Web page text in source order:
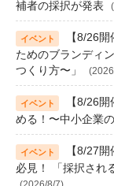
補者の採択が発表
【8/26
ためのブランディ
つくり方〜」
【8/26
める！〜中小企業
【8/27
必見！ 「採択され